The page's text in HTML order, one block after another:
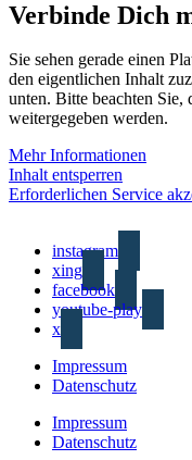
Verbinde Dich
Sie sehen gerade einen
den eigentlichen Inhalt
unten. Bitte beachten Sie,
weitergegeben werden.
Mehr Informationen
Inhalt entsperren
Erforderlichen Service
instagram
xing
facebook
youtube-play
x
Impressum
Datenschutz
Impressum
Datenschutz